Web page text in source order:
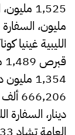
1,354